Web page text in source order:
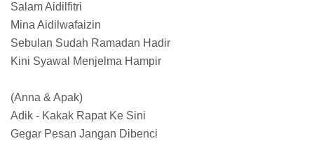
Salam Aidilfitri
Mina Aidilwafaizin
Sebulan Sudah Ramadan Hadir
Kini Syawal Menjelma Hampir
(Anna & Apak)
Adik - Kakak Rapat Ke Sini
Gegar Pesan Jangan Dibenci